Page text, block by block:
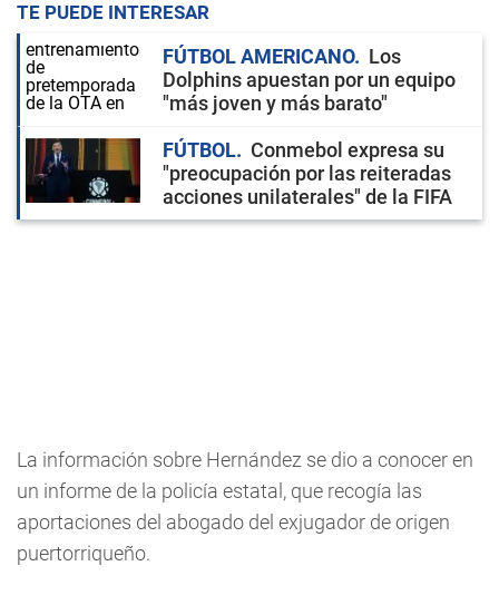
TE PUEDE INTERESAR
FÚTBOL AMERICANO
Los
Dolphins apuestan por un equipo
"más joven y más barato"
FÚTBOL
Conmebol expresa su
"preocupación por las reiteradas
acciones unilaterales" de la FIFA
La información sobre Hernández se dio a conocer en
un informe de la policía estatal, que recogía las
aportaciones del abogado del exjugador de origen
puertorriqueño.